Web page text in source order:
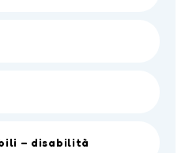
– disabilità